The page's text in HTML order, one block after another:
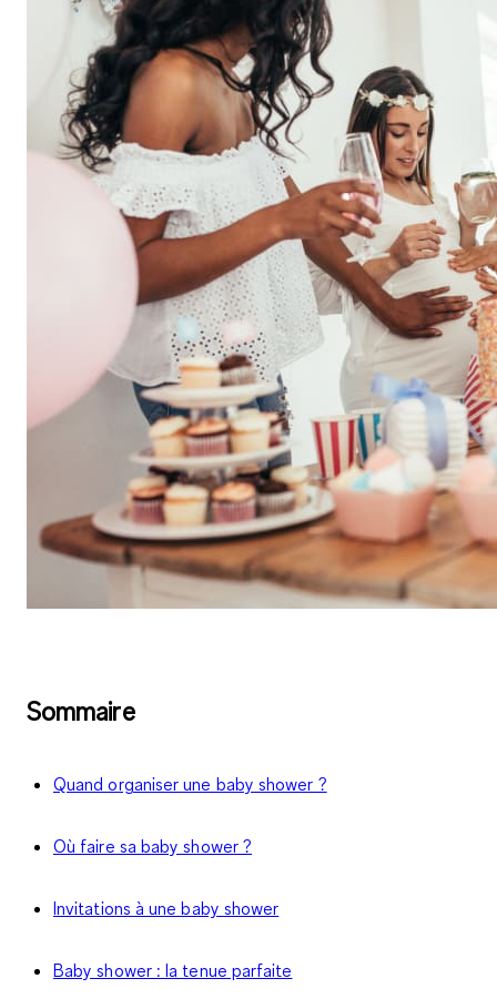
Sommaire
Quand organiser une baby shower ?
Où faire sa baby shower ?
Invitations à une baby shower
Baby shower : la tenue parfaite